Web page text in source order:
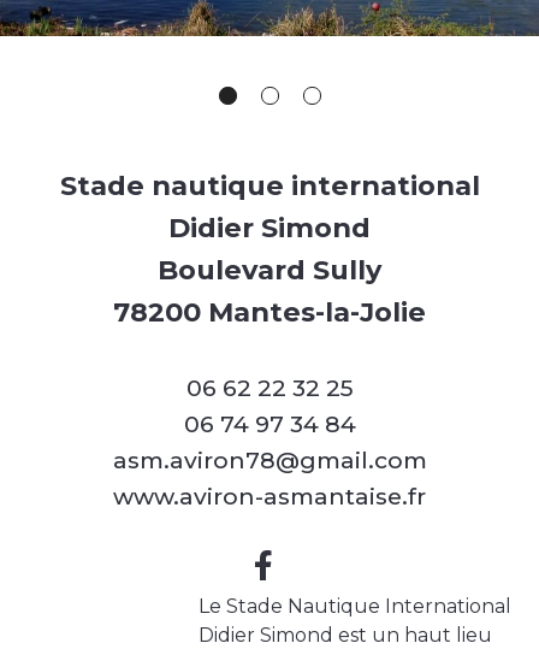
Stade nautique international
Didier Simond
Boulevard Sully
78200 Mantes-la-Jolie
06 62 22 32 25
06 74 97 34 84
asm.aviron78@gmail.com
www.aviron-asmantaise.fr
Le Stade Nautique International
Didier Simond est un haut lieu